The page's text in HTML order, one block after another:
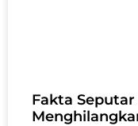
Fakta